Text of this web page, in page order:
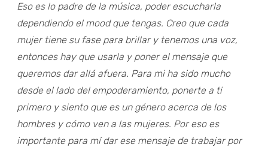
Eso es lo padre de la música, poder escucharla
dependiendo el mood que tengas. Creo que cada
mujer tiene su fase para brillar y tenemos una voz,
entonces hay que usarla y poner el mensaje que
queremos dar allá afuera. Para mi ha sido mucho
desde el lado del empoderamiento, ponerte a ti
primero y siento que es un género acerca de los
hombres y cómo ven a las mujeres. Por eso es
importante para mí dar ese mensaje de trabajar por